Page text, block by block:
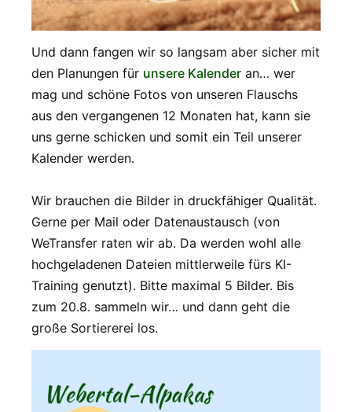
Und dann fangen wir so langsam aber sicher mit
den Planungen für unsere Kalender an… wer
mag und schöne Fotos von unseren Flauschs
aus den vergangenen 12 Monaten hat, kann sie
uns gerne schicken und somit ein Teil unserer
Kalender werden.
Wir brauchen die Bilder in druckfähiger Qualität.
Gerne per Mail oder Datenaustausch (von
WeTransfer raten wir ab. Da werden wohl alle
hochgeladenen Dateien mittlerweile fürs KI-
Training genutzt). Bitte maximal 5 Bilder. Bis
zum 20.8. sammeln wir… und dann geht die
große Sortiererei los.